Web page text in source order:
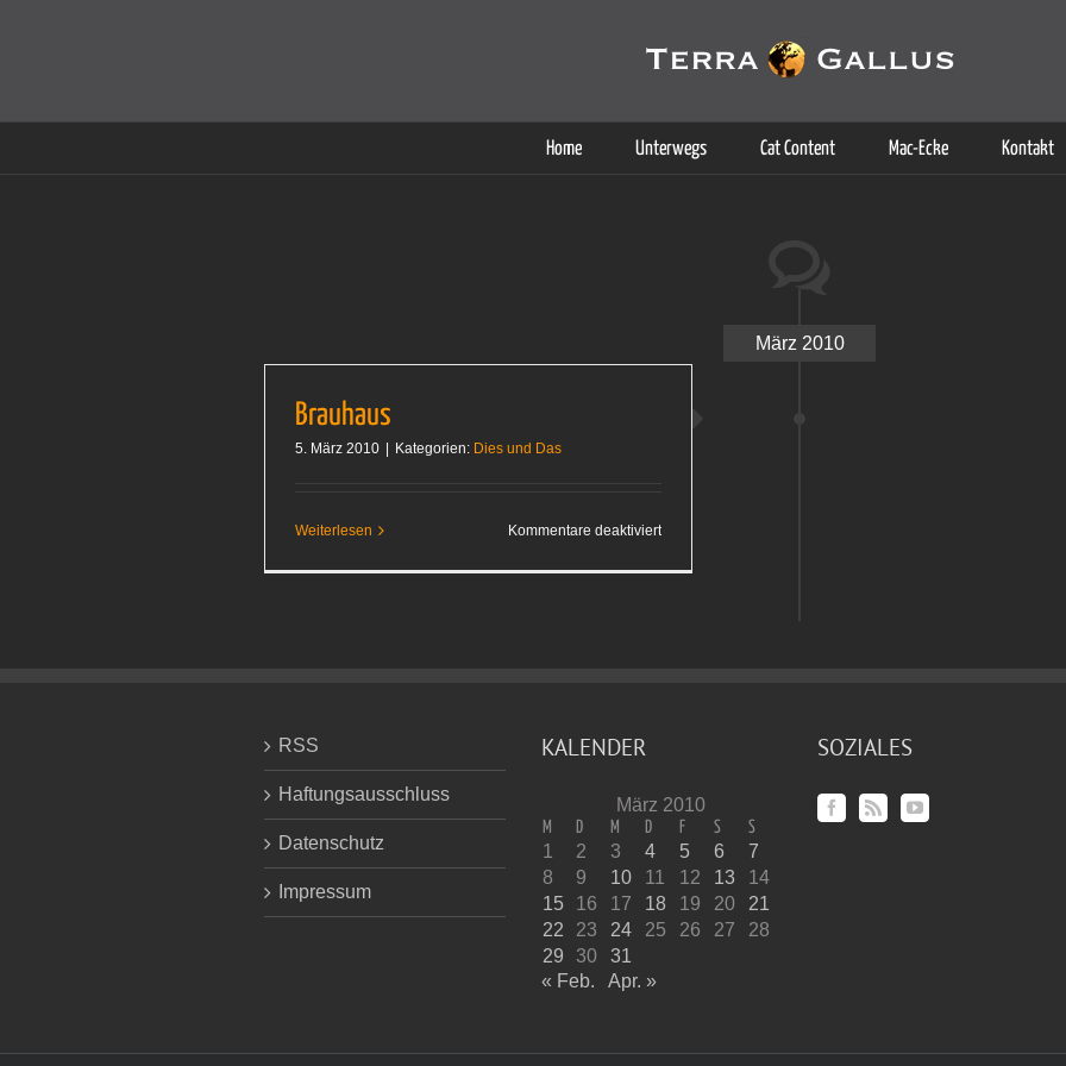
Home Unterwegs Cat Content Mac-Ecke Kontakt
März 2010
Brauhaus
5. März 2010 Kategorien: Dies und Das
Weiterlesen Kommentare deaktiviertfür
RSS
Haftungsausschluss
Datenschutz
Impressum
KALENDER
März 2010
M D M D F S S
1 2 3 4 5 6
7
8
9 10 11 12 13
14
15
16 17 18 19 20
21
22
23 24 25 26 27
28
29
30
31
« Feb.
Apr. »
SOZIALES
Cookies helfen auf auf dieser Seite bei der Bereitstellung der Dienste. Durch die Nutzung dieser Webseite erklären Sie sich
Weitere Informationen